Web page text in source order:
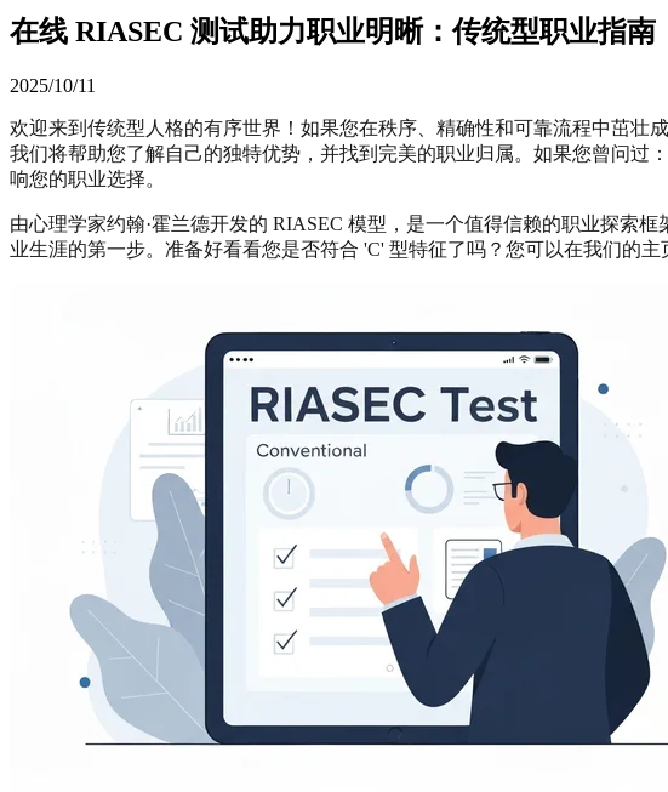
在线 RIASEC 测试助力职业明晰：传统型职业指南
2025/10/11
欢迎来到传统型人格的有序世界！如果您在秩序、精确性和可靠流程中茁壮
我们将帮助您了解自己的独特优势，并找到完美的职业归属。如果您曾问过：
响您的职业选择。
由心理学家约翰·霍兰德开发的 RIASEC 模型，是一个值得信赖的职业探索
业生涯的第一步。准备好看看您是否符合 'C' 型特征了吗？您可以在我们的主